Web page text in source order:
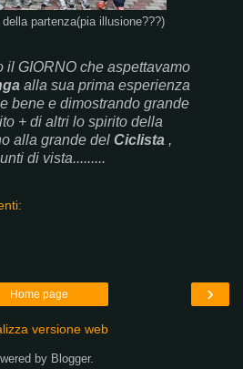
della partenza(pia illusione???)
il GIORNO che aspettavamo
alla sua prima esperienza
bene e dimostrando grande
+ di altri lo spirito della
alla grande del Ciclista ,
di vista.........
›
Home page
versione web
by Blogger.